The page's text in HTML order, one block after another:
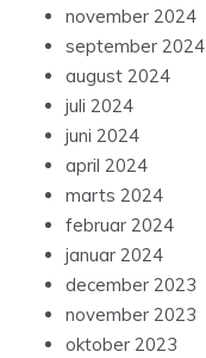
november 2024
september 2024
august 2024
juli 2024
juni 2024
april 2024
marts 2024
februar 2024
januar 2024
december 2023
november 2023
oktober 2023